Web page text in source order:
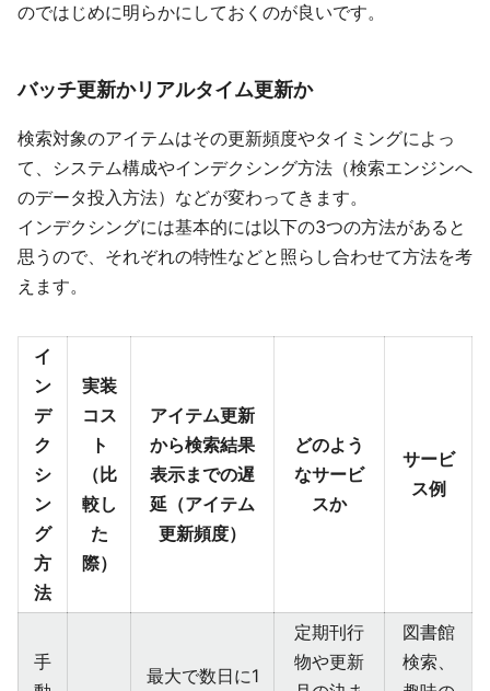
のではじめに明らかにしておくのが良いです。
バッチ更新かリアルタイム更新か
検索対象のアイテムはその更新頻度やタイミングによっ
て、システム構成やインデクシング方法（検索エンジンへ
のデータ投入方法）などが変わってきます。
インデクシングには基本的には以下の3つの方法があると
思うので、それぞれの特性などと照らし合わせて方法を考
えます。
イ
ン
デ
ク
シ
ン
グ
方
法
実装
コス
ト
（比
較し
た
際）
アイテム更新
から検索結果
表示までの遅
延（アイテム
更新頻度）
どのよう
なサービ
スか
サービ
ス例
手
最大で数日に1
定期刊行
物や更新
図書館
検索、